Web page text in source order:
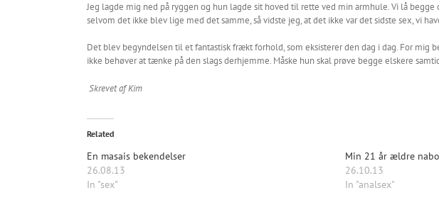
Jeg lagde mig ned på ryggen og hun lagde sit hoved til rette ved min armhule. Vi lå
selvom det ikke blev lige med det samme, så vidste jeg, at det ikke var det sidste sex, vi
Det blev begyndelsen til et fantastisk frækt forhold, som eksisterer den dag i dag. For
ikke behøver at tænke på den slags derhjemme. Måske hun skal prøve begge elskere
Skrevet af Kim
Related
En masais bekendelser
26.08.13
In "sex"
Min 21 år ældre
26.10.13
In "analsex"